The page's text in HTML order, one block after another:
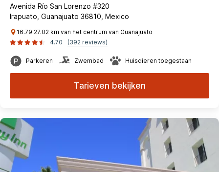
Avenida Río San Lorenzo #320
Irapuato, Guanajuato 36810, Mexico
16.79 27.02 km van het centrum van Guanajuato
4.70
(392 reviews)
Parkeren Zwembad Huisdieren toegestaan
Tarieven bekijken